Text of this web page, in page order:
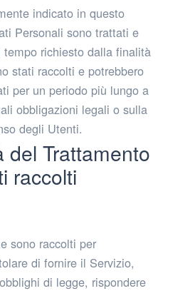
indicato in questo
Personali sono trattati e
tempo richiesto dalla finalità
stati raccolti e potrebbero
per un periodo più lungo a
obbligazioni legali o sulla
degli Utenti.
del Trattamento
raccolti
sono raccolti per
di fornire il Servizio,
di legge, rispondere